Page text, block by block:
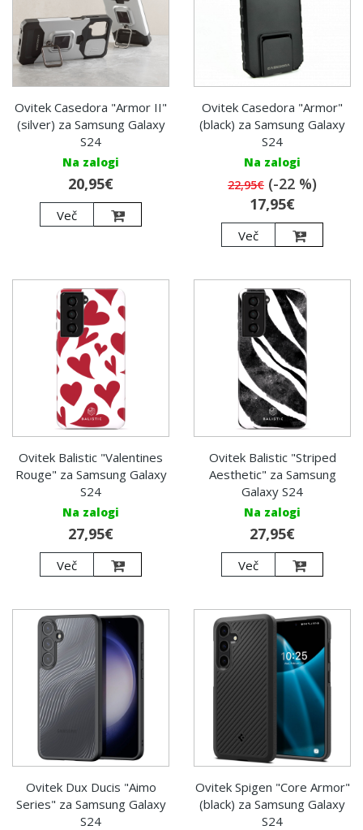
Ovitek Casedora "Armor II"
(silver) za Samsung Galaxy
S24
Na zalogi
20,95€
Več
Ovitek Casedora "Armor"
(black) za Samsung Galaxy
S24
Na zalogi
22,95€ (-22 %)
17,95€
Več
Ovitek Balistic "Valentines
Rouge" za Samsung Galaxy
S24
Na zalogi
27,95€
Več
Ovitek Balistic "Striped
Aesthetic" za Samsung
Galaxy S24
Na zalogi
27,95€
Več
Ovitek Dux Ducis "Aimo
Series" za Samsung Galaxy
S24
Ovitek Spigen "Core Armor"
(black) za Samsung Galaxy
S24